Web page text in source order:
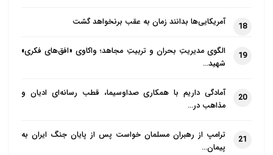
18 آمریکایی‌ها بدانند زمان به عقب برنخواهد گشت
19
الگوی مدیریتِ بحران و تربیتِ مجاهد؛ واکاوی «افق‌های فکری»
شهید…
20
آمادگی داریم با همکاری صداوسیما، قطب رسانه‌ای ادیان و
مذاهب در…
21
ترامپ از رهبران مسلمان خواست پس از پایان جنگ ایران به
پیمان…